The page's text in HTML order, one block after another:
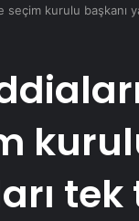
seçim kurulu başkanı
tek